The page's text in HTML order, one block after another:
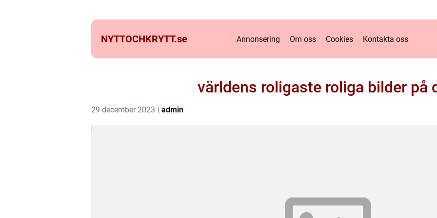
NYTTOCHKRYTT.se Annonsering Om oss Cookies Kontakta oss
världens roligaste roliga bilder på
29 december 2023 admin